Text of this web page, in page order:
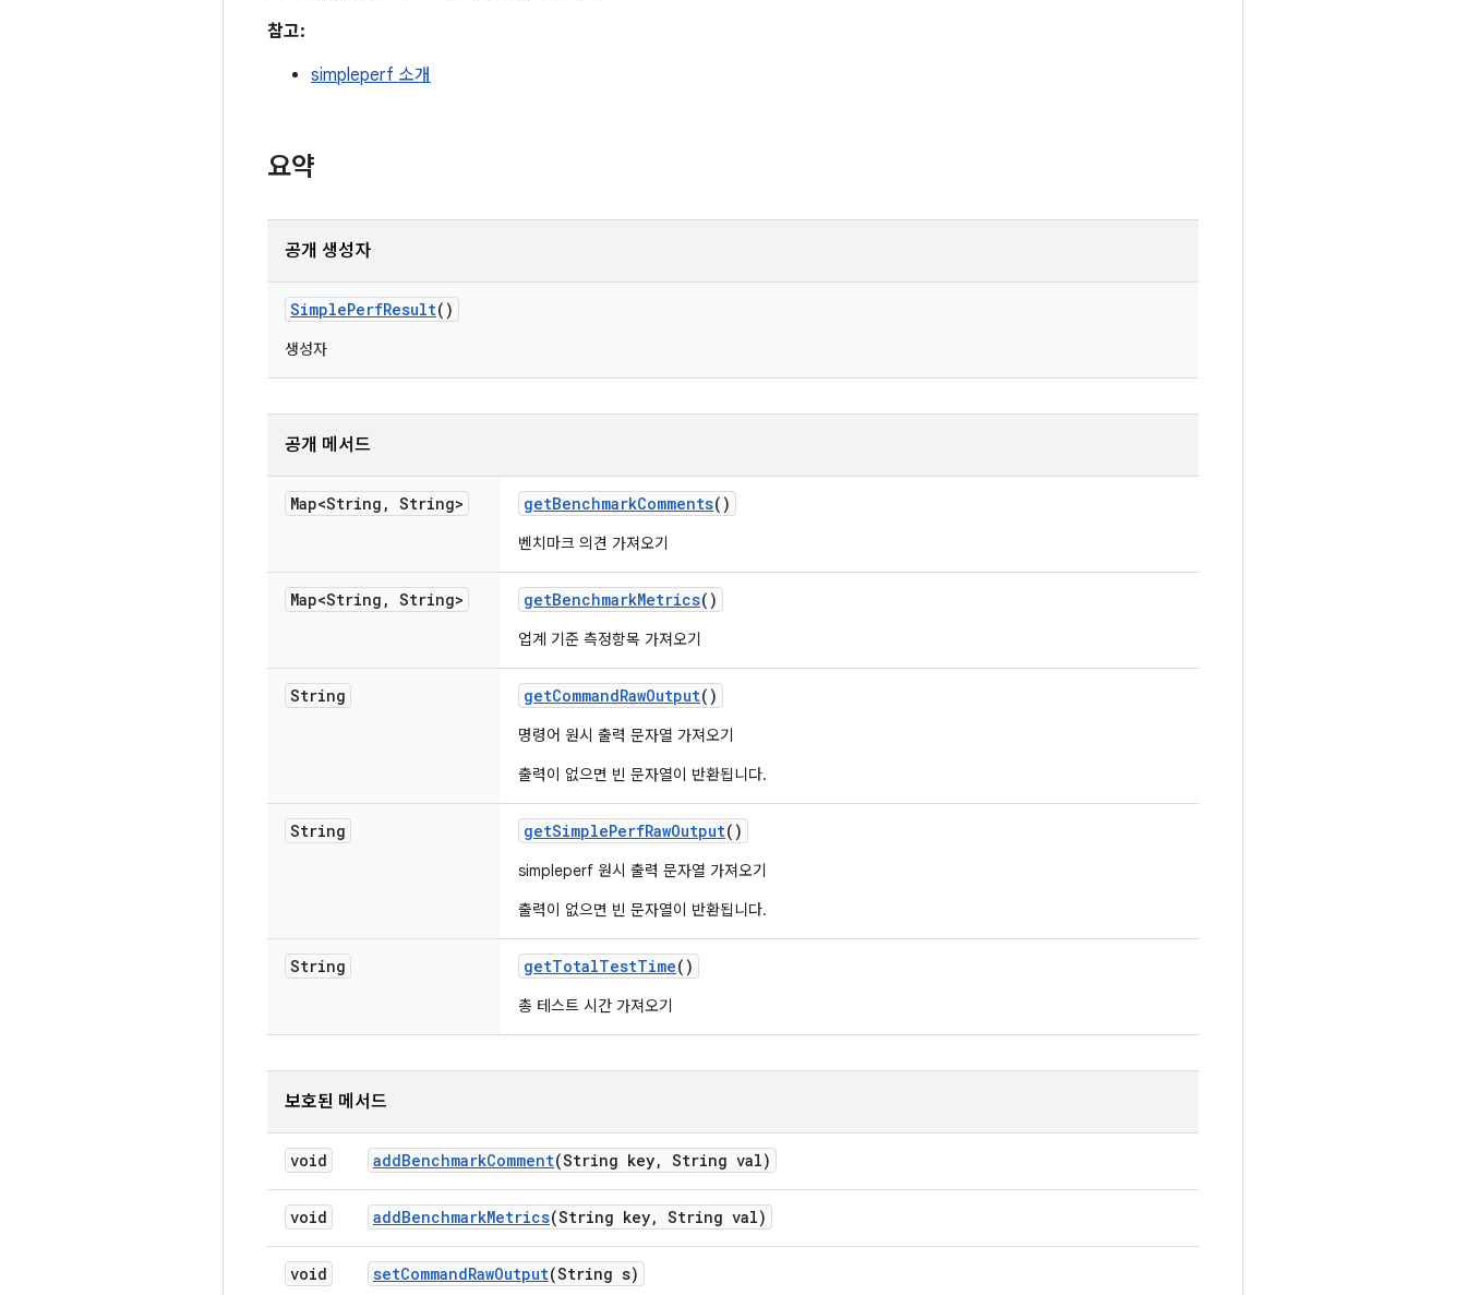
참고:
simpleperf 소개
요약
공개 생성자
SimplePerfResult()
생성자
공개 메서드
Map<String , String> getBenchmarkComments()
벤치마크 의견 가져오기
Map<String , String> getBenchmarkMetrics()
업계 기준 측정항목 가져오기
String getCommandRawOutput()
명령어 원시 출력 문자열 가져오기
출력이 없으면 빈 문자열이 반환됩니다.
String getSimplePerfRawOutput()
simpleperf 원시 출력 문자열 가져오기
출력이 없으면 빈 문자열이 반환됩니다.
String getTotalTestTime()
총 테스트 시간 가져오기
보호된 메서드
void addBenchmarkComment(String key, String val)
void addBenchmarkMetrics(String key, String val)
void setCommandRawOutput(String s)